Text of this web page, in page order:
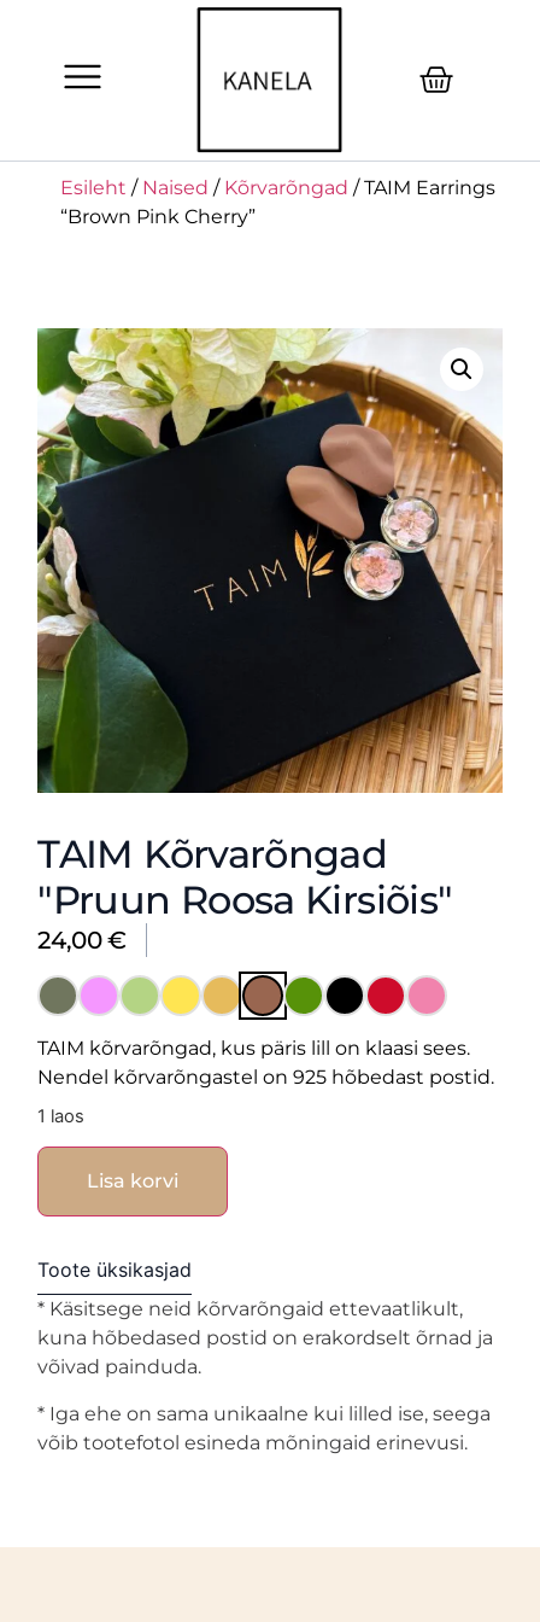
Esileht / Naised / Kõrvarõngad / TAIM Earrings
“Brown Pink Cherry”
TAIM Kõrvarõngad
"Pruun Roosa Kirsiõis"
24,00€
TAIM kõrvarõngad, kus päris lill on klaasi sees.
Nendel kõrvarõngastel on 925 hõbedast postid.
1 laos
Lisa korvi
Toote üksikasjad
* Käsitsege neid kõrvarõngaid ettevaatlikult,
kuna hõbedased postid on erakordselt õrnad ja
võivad painduda.
* Iga ehe on sama unikaalne kui lilled ise, seega
võib tootefotol esineda mõningaid erinevusi.